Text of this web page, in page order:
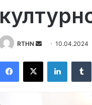
RTHN
d
10.04.2024